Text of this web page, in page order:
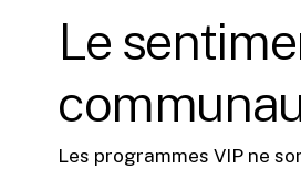
Le
Les programmes VIP ne